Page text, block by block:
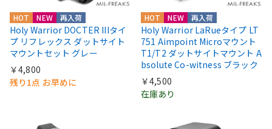
HOT NEW 再入荷
Holy Warrior DOCTER IIIタイ
プ リフレックス ダットサイト
マウントセット グレー
￥4,800
残り1点 お早めに
HOT NEW 再入荷
Holy Warrior LaRueタイプ LT
751 Aimpoint Microマウント
T1/T2 ダットサイトマウント A
bsolute Co-witness ブラック
￥4,500
在庫あり